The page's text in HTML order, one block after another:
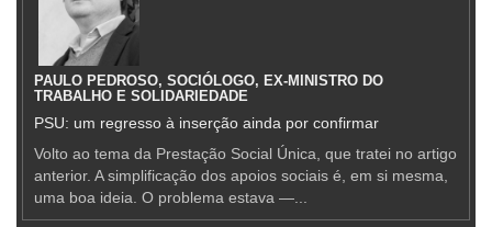
PAULO PEDROSO, SOCIÓLOGO, EX-MINISTRO DO
TRABALHO E SOLIDARIEDADE
PSU: um regresso à inserção ainda por confirmar
Volto ao tema da Prestação Social Única, que tratei no artigo
anterior. A simplificação dos apoios sociais é, em si mesma,
uma boa ideia. O problema estava —...